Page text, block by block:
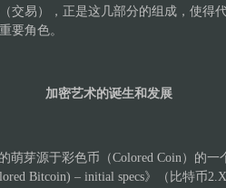
交易），正是这几部分的组成，使得
要角色。
加密艺术的诞生和发展
萌芽源于彩色币（Colored Coin）的一
Bitcoin) – initial specs》（比特币